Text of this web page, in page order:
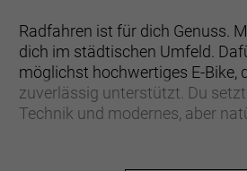
Radfahren ist für dich Genuss.
dich im städtischen Umfeld.
möglichst hochwertiges E-Bike,
zuverlässig unterstützt. Du
Technik und modernes, aber